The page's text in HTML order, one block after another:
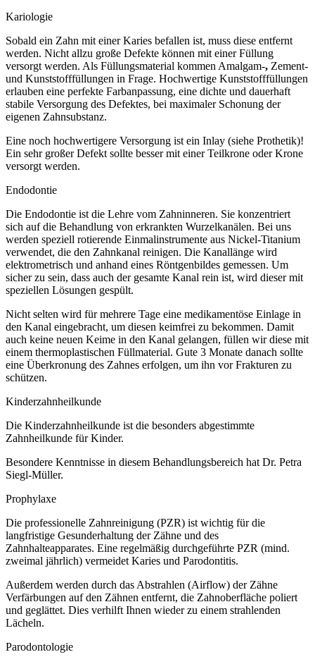
Kariologie
Sobald ein Zahn mit einer Karies befallen ist, muss diese entfernt
werden. Nicht allzu große Defekte können mit einer Füllung
versorgt werden. Als Füllungsmaterial kommen Amalgam-, Zement-
und Kunststofffüllungen in Frage. Hochwertige Kunststofffüllungen
erlauben eine perfekte Farbanpassung, eine dichte und dauerhaft
stabile Versorgung des Defektes, bei maximaler Schonung der
eigenen Zahnsubstanz.
Eine noch hochwertigere Versorgung ist ein Inlay (siehe Prothetik)!
Ein sehr großer Defekt sollte besser mit einer Teilkrone oder Krone
versorgt werden.
Endodontie
Die Endodontie ist die Lehre vom Zahninneren. Sie konzentriert
sich auf die Behandlung von erkrankten Wurzelkanälen. Bei uns
werden speziell rotierende Einmalinstrumente aus Nickel-Titanium
verwendet, die den Zahnkanal reinigen. Die Kanallänge wird
elektrometrisch und anhand eines Röntgenbildes gemessen. Um
sicher zu sein, dass auch der gesamte Kanal rein ist, wird dieser mit
speziellen Lösungen gespült.
Nicht selten wird für mehrere Tage eine medikamentöse Einlage in
den Kanal eingebracht, um diesen keimfrei zu bekommen. Damit
auch keine neuen Keime in den Kanal gelangen, füllen wir diese mit
einem thermoplastischen Füllmaterial. Gute 3 Monate danach sollte
eine Überkronung des Zahnes erfolgen, um ihn vor Frakturen zu
schützen.
Kinderzahnheilkunde
Die Kinderzahnheilkunde ist die besonders abgestimmte
Zahnheilkunde für Kinder.
Besondere Kenntnisse in diesem Behandlungsbereich hat Dr. Petra
Siegl-Müller.
Prophylaxe
Die professionelle Zahnreinigung (PZR) ist wichtig für die
langfristige Gesunderhaltung der Zähne und des
Zahnhalteapparates. Eine regelmäßig durchgeführte PZR (mind.
zweimal jährlich) vermeidet Karies und Parodontitis.
Außerdem werden durch das Abstrahlen (Airflow) der Zähne
Verfärbungen auf den Zähnen entfernt, die Zahnoberfläche poliert
und geglättet. Dies verhilft Ihnen wieder zu einem strahlenden
Lächeln.
Parodontologie